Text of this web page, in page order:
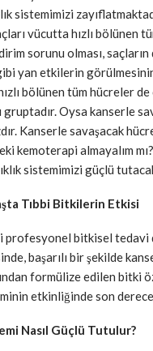
sistemimizi
vücutta hızlı bölünen
sorunu olması, saçların
yan etkilerin
bölünen tüm hücreler
Oysa kanserle
Kanserle savaşacak
kemoterapi almayalım
sistemimizi güçlü
Tıbbi Bitkilerin Etkisi
bitkisel tedavi
başarılı bir şekilde
formülize edilen bitki
etkinliğinde son
Nasıl Güçlü Tutulur?